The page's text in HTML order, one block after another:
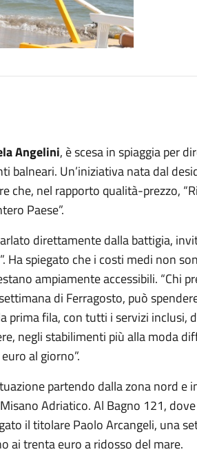
Angelini, è scesa in spiaggia per
balneari. Un’iniziativa nata dal
che, nel rapporto qualità-prezzo,
Paese”.
direttamente dalla battigia,
Ha spiegato che i costi medi non
ampiamente accessibili. “Chi
di Ferragosto, può
prima fila, con tutti i servizi inclusi,
negli stabilimenti più alla moda
al giorno”.
partendo dalla zona nord e
Adriatico. Al Bagno 121,
il titolare Paolo Arcangeli, una
ai trenta euro a ridosso del mare.